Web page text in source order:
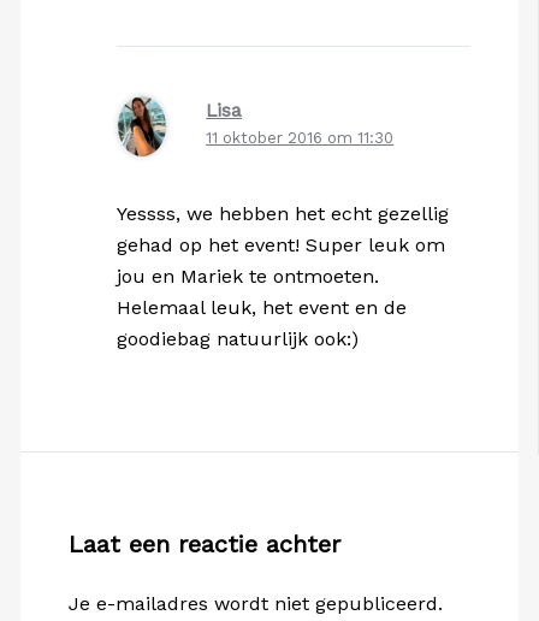
Lisa
11 oktober 2016 om 11:30
Yessss, we hebben het echt gezellig
gehad op het event! Super leuk om
jou en Mariek te ontmoeten.
Helemaal leuk, het event en de
goodiebag natuurlijk ook:)
Laat een reactie achter
Je e-mailadres wordt niet gepubliceerd.